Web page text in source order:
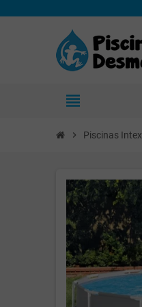
view_headline
chevron_right Piscinas Intex